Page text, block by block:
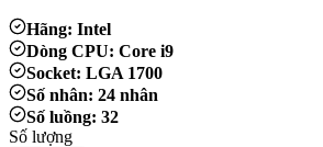
Hãng: Intel
Dòng CPU: Core i9
Socket: LGA 1700
Số nhân: 24 nhân
Số luồng: 32
Số lượng